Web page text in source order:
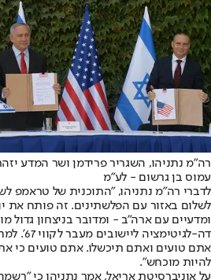
רה"מ נתניהו, השגריר פרידמן ושר המדע
עמוס בן גרשום - לע״מ
לדברי רה"מ נתניהו, "התוכנית של טראמפ
לשלום באזור עם הפלשתינים. זה פותח את
ומדעיים עם ארה"ב - ומדובר בניצחון גדול
דה-
אתם טועים ואתם תיכשלו. אתם טועים כי
להיות מוכחש".
על אוניברסיטת אריאל, אמר נתניהו כי